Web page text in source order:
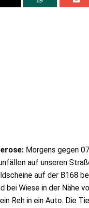
Morgens gegen
auf unseren
auf der B168
bei Wiese in der Nähe
Reh in ein Auto. Die